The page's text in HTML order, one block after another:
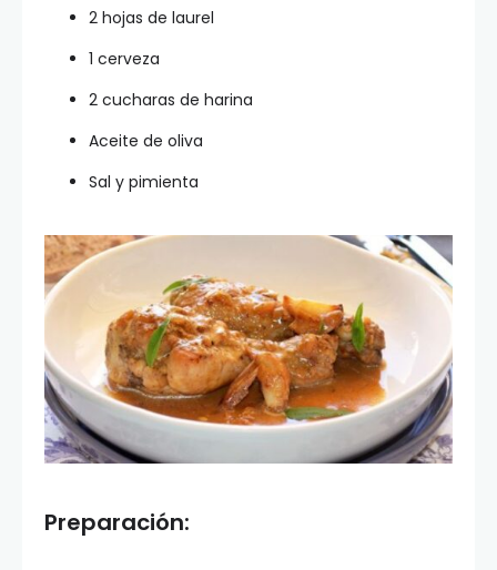
2 hojas de laurel
1 cerveza
2 cucharas de harina
Aceite de oliva
Sal y pimienta
Preparación: